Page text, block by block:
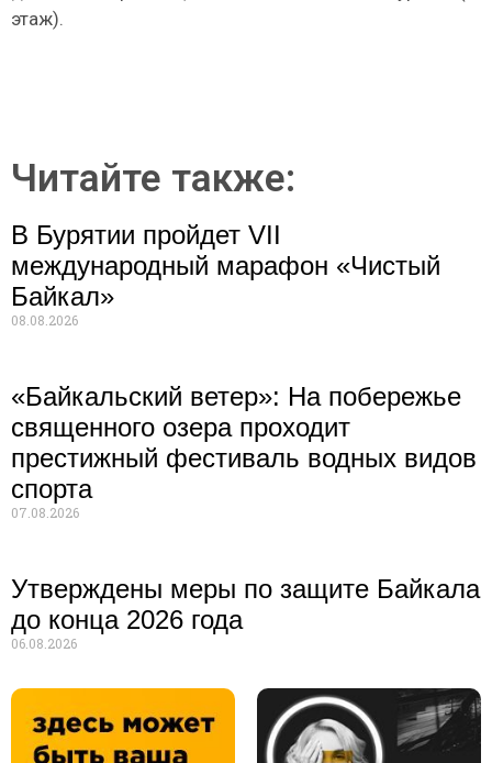
этаж).
Читайте также:
В Бурятии пройдет VII
международный марафон «Чистый
Байкал»
08.08.2026
«Байкальский ветер»: На побережье
священного озера проходит
престижный фестиваль водных видов
спорта
07.08.2026
Утверждены меры по защите Байкала
до конца 2026 года
06.08.2026